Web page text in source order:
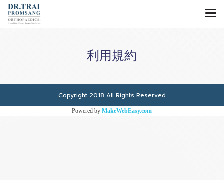
利用規約
Copyright 2018 All Rights Reserved
Powered by MakeWebEasy.com